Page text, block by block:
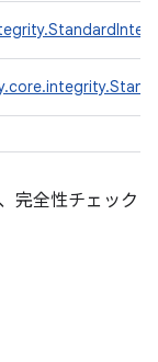
完全性チェック